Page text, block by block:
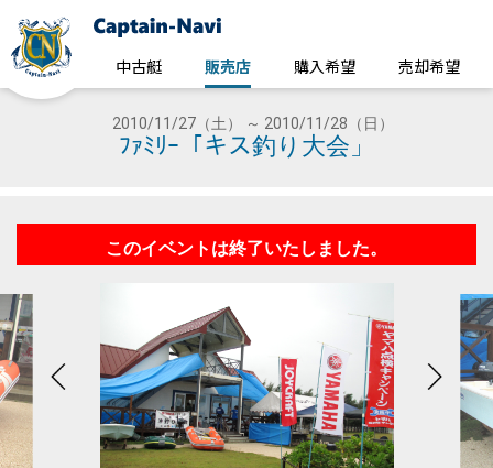
中古艇 販売店 購入希望 売却希望
2010/11/27（土） ～ 2010/11/28（日）
ﾌｧﾐﾘｰ「キス釣り大会」
このイベントは終了いたしました。